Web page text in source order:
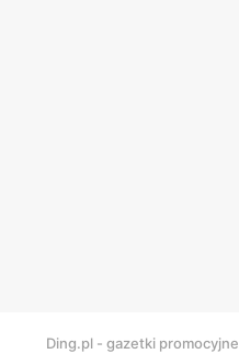
Ding.pl - gazetki promocyjne